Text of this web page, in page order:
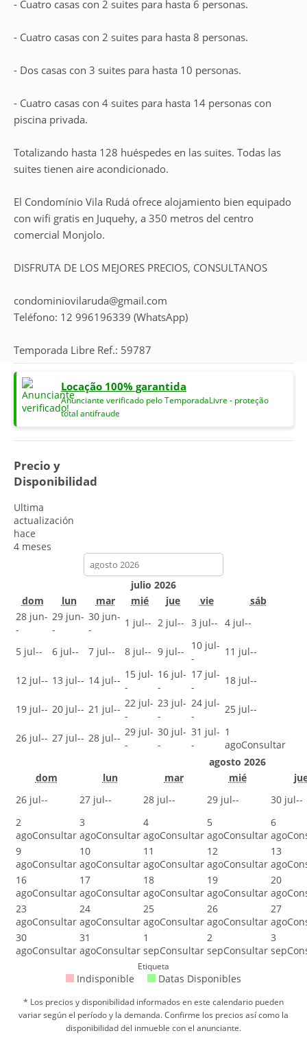
- Cuatro casas con 2 suites para hasta 6 personas.
- Cuatro casas con 2 suites para hasta 8 personas.
- Dos casas con 3 suites para hasta 10 personas.
- Cuatro casas con 4 suites para hasta 14 personas con
piscina privada.
Totalizando hasta 128 huéspedes en las suites. Todas las
suites tienen aire acondicionado.
El Condomínio Vila Rudá ofrece alojamiento bien equipado
con wifi gratis en Juquehy, a 350 metros del centro
comercial Monjolo.
DISFRUTA DE LOS MEJORES PRECIOS, CONSULTANOS
condominiovilaruda@gmail.com
Teléfono: 12 996196339 (WhatsApp)
Temporada Libre Ref.: 59787
Locação 100% garantida
Anunciante verificado pelo TemporadaLivre - proteção
total antifraude
Precio y
Disponibilidad
Ultima
actualización
hace
4 meses
calendar-
month
28 jun-
-
29 jun-
-
30 jun-
-
1 jul-- 2 jul-- 3 jul-- 4 jul--
5 jul-- 6 jul-- 7 jul-- 8 jul-- 9 jul-- 10 jul-
-
11 jul--
12 jul-- 13 jul-- 14 jul-- 15 jul-
-
16 jul-
-
17 jul-
-
18 jul--
19 jul-- 20 jul-- 21 jul-- 22 jul-
-
23 jul-
-
24 jul-
-
25 jul--
26 jul-- 27 jul-- 28 jul-- 29 jul-
-
30 jul-
-
31 jul-
-
1
agoConsultar
julio 2026
dom
lun mar mié jue vie sáb
26 jul-- 27 jul-- 28 jul-- 29 jul-- 30 jul--
2
agoConsultar
3
agoConsultar
4
agoConsultar
5
agoConsultar
6
ago
9
agoConsultar
10
agoConsultar
11
agoConsultar
12
agoConsultar
13
ago
16
agoConsultar
17
agoConsultar
18
agoConsultar
19
agoConsultar
20
ago
23
agoConsultar
24
agoConsultar
25
agoConsultar
26
agoConsultar
27
ago
30
agoConsultar
31
agoConsultar
1
sepConsultar
2
sepConsultar
3
sep
agosto 2026
dom
lun mar mié
Etiqueta
Indisponible Datas Disponibles
* Los precios y disponibilidad informados en este calendario pueden
variar según el período y la demanda. Confirme los precios así como la
disponibilidad del inmueble con el anunciante.